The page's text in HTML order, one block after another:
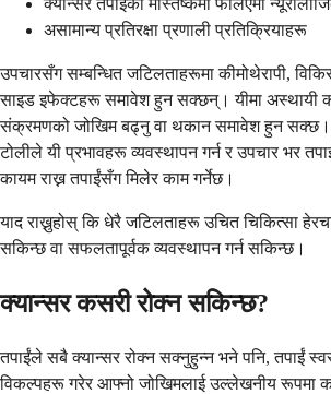
असामान्य प्रतिरक्षा प्रणाली प्रतिक्रियाहरू
उपचारसँग सम्बन्धित जटिलताहरूमा कीमोथेरापी,
साइड इफेक्टहरू समावेश हुन सक्छन्। यीमा अस्थायी
संक्रमणको जोखिम बढ्नु वा थकान समावेश हुन सक्छ।
टोलीले यी प्रभावहरू व्यवस्थापन गर्न र उपचार भर
कायम राख्न तपाईंसँग मिलेर काम गर्नेछ।
याद राख्नुहोस् कि धेरै जटिलताहरू उचित चिकित्सा
सकिन्छ वा सफलतापूर्वक व्यवस्थापन गर्न सकिन्छ।
क्यान्सर कसरी रोक्न सकिन्छ?
तपाईंले सबै क्यान्सर रोक्न सक्नुहुन्न भने पनि, तपाईं
विकल्पहरू गरेर आफ्नो जोखिमलाई उल्लेखनीय रूपमा